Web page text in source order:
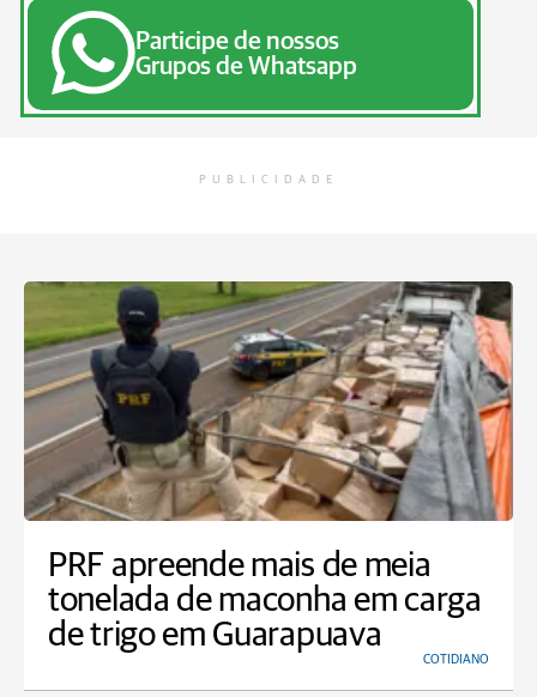
Participe de nossos
Grupos de Whatsapp
PUBLICIDADE
PRF apreende mais de meia
tonelada de maconha em carga
de trigo em Guarapuava
COTIDIANO